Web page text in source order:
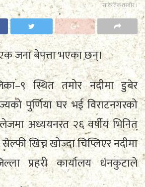
सांकेतिक तस्वीर ।
जना बेपत्ता भएका छन्।
स्थित तमोर नदीमा डुबेर
पुर्णिया घर भई विराटनगरको
अध्ययनरत २६ वर्षीय भिनित
सेल्फी खिच्न खोज्दा चिप्लिएर नदीमा
प्रहरी कार्यालय धनकुटाले